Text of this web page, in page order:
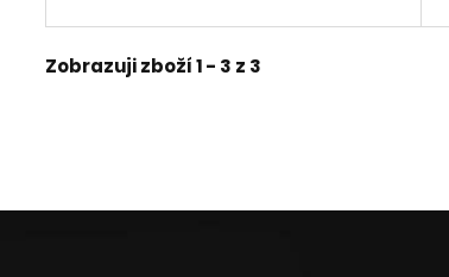
Zobrazuji zboží 1 - 3 z 3